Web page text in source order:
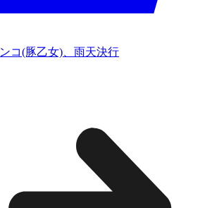
コ(豚乙女)、雨天決行